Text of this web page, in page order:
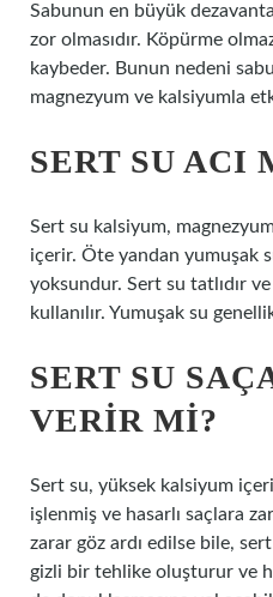
Sabunun en büyük
zor olmasıdır. Köpürme
kaybeder. Bunun nedeni
magnezyum ve kalsiyumla
SERT SU ACI
Sert su kalsiyum,
içerir. Öte yandan yumuşak
yoksundur. Sert su tatlıdır
kullanılır. Yumuşak su
SERT SU
VERIR MI?
Sert su, yüksek kalsiyum
işlenmiş ve hasarlı saçlara
zarar göz ardı edilse bile,
gizli bir tehlike oluşturur ve